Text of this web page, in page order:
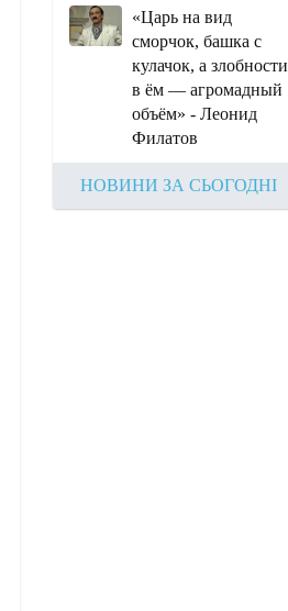
«Царь на вид
сморчок, башка с
кулачок, а злобности
в ём — агромадный
объём» - Леонид
Филатов
НОВИНИ ЗА СЬОГОДНІ